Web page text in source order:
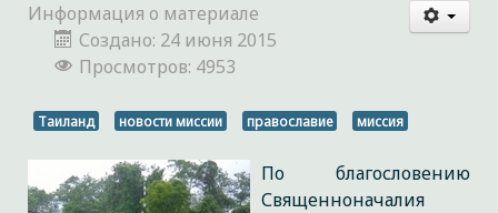
Информация о материале
Создано: 24 июня 2015
Просмотров: 4953
Таиланд новости миссии православие миссия
По благословению
Священноначалия